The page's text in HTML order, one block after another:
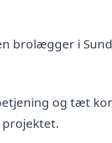
brolægger i
og tæt